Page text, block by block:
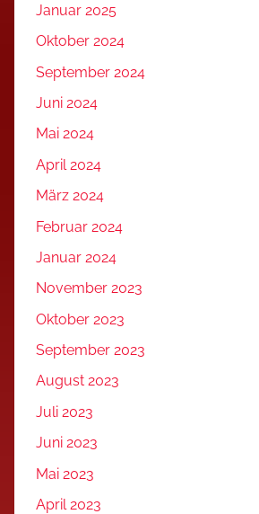
Januar 2025
Oktober 2024
September 2024
Juni 2024
Mai 2024
April 2024
März 2024
Februar 2024
Januar 2024
November 2023
Oktober 2023
September 2023
August 2023
Juli 2023
Juni 2023
Mai 2023
April 2023